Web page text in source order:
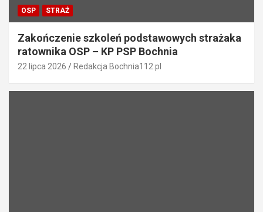
OSP STRAŻ
Zakończenie szkoleń podstawowych strażaka
ratownika OSP – KP PSP Bochnia
22 lipca 2026 Redakcja Bochnia112.pl